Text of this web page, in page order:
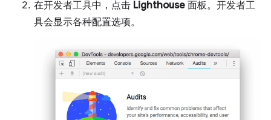
在开发者工具中，点击 Lighthouse 面板。开发者工
具会显示各种配置选项。